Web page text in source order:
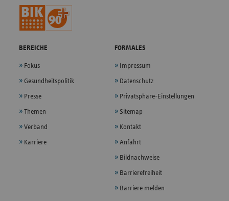
BEREICHE
Fokus
Gesundheitspolitik
Presse
Themen
Verband
Karriere
FORMALES
Impressum
Datenschutz
Privatsphäre-Einstellungen
Sitemap
Kontakt
Anfahrt
Bildnachweise
Barrierefreiheit
Barriere melden